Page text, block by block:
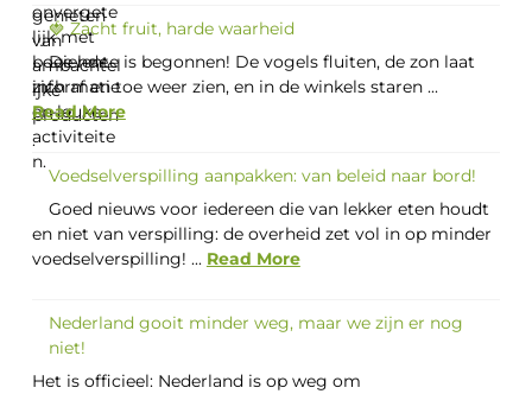
🍓 Zacht fruit, harde waarheid
De lente is begonnen! De vogels fluiten, de zon laat
zich af en toe weer zien, en in de winkels staren ...
Read More
Voedselverspilling aanpakken: van beleid naar bord!
Goed nieuws voor iedereen die van lekker eten houdt
en niet van verspilling: de overheid zet vol in op minder
voedselverspilling! ... Read More
Nederland gooit minder weg, maar we zijn er nog
niet!
Het is officieel: Nederland is op weg om